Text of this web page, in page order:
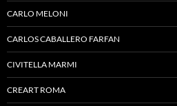
CARLO MELONI
CARLOS CABALLERO FARFAN
CIVITELLA MARMI
CREART ROMA